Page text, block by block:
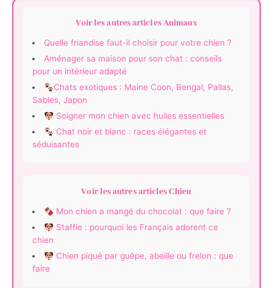
Voir les autres articles Animaux
Quelle friandise faut-il choisir pour votre chien ?
Aménager sa maison pour son chat : conseils
pour un intérieur adapté
Chats exotiques : Maine Coon, Bengal, Pallas,
Sables, Japon
Soigner mon chien avec huiles essentielles
Chat noir et blanc : races élégantes et
séduisantes
Voir les autres articles Chien
Mon chien a mangé du chocolat : que faire ?
Staffie : pourquoi les Français adorent ce
chien
Chien piqué par guêpe, abeille ou frelon : que
faire